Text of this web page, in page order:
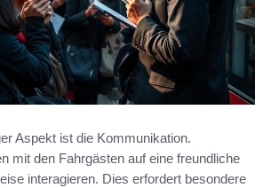
Aspekt ist die Kommunikation.
mit den Fahrgästen auf eine freundliche
interagieren. Dies erfordert besondere